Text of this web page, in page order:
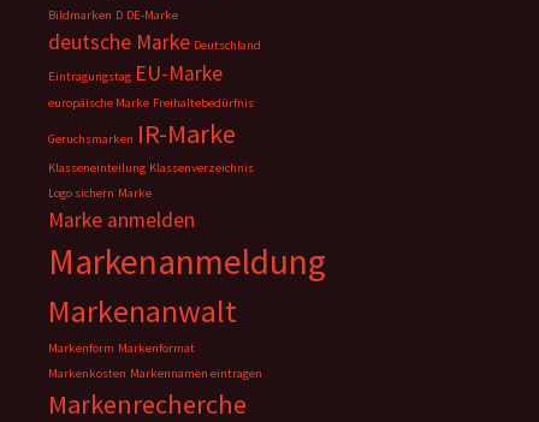
Bildmarken D DE-Marke
deutsche Marke Deutschland
Eintragungstag EU-Marke
europäische Marke Freihaltebedürfnis
Geruchsmarken IR-Marke
Klasseneinteilung Klassenverzeichnis
Logo sichern Marke
Marke anmelden
Markenanmeldung
Markenanwalt
Markenform Markenformat
Markenkosten Markennamen eintragen
Markenrecherche